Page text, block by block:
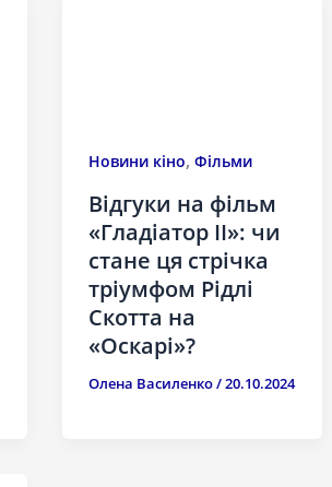
Новини кіно, Фільми
Відгуки на фільм
«Гладіатор II»: чи
стане ця стрічка
тріумфом Рідлі
Скотта на
«Оскарі»?
Олена Василенко/20.10.2024